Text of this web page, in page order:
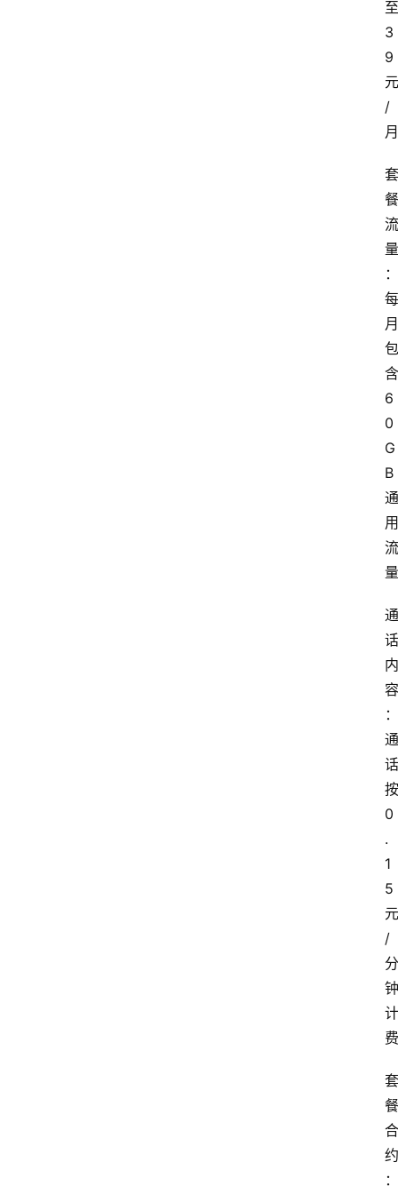
至
3
9
元
/
月
套
餐
流
量
：
每
月
包
含
6
0
G
B
通
用
流
量
通
话
内
容
：
通
话
按
0
.
1
5
元
/
分
钟
计
费
套
餐
合
约
：